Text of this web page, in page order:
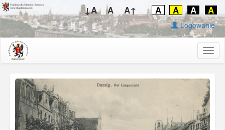
↓A A A↑ A A A A
Logowanie